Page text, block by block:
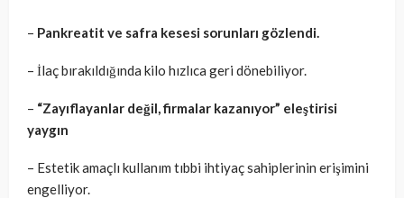
– Pankreatit ve safra kesesi sorunları gözlendi.
– İlaç bırakıldığında kilo hızlıca geri dönebiliyor.
– “Zayıflayanlar değil, firmalar kazanıyor” eleştirisi
yaygın
– Estetik amaçlı kullanım tıbbi ihtiyaç sahiplerinin erişimini
engelliyor.